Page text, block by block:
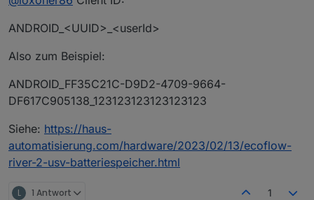
ANDROID_<UUID>_<userId>
Also zum Beispiel:
ANDROID_FF35C21C-D9D2-4709-9664-
DF617C905138_123123123123123123
Siehe: https://haus-
automatisierung.com/hardware/2023/02/13/ecoflow-
river-2-usv-batteriespeicher.html
L 1 Antwort 1